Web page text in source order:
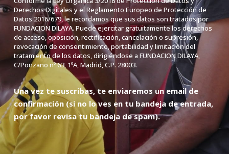
Derechos Digitales y el Reglamento Europeo de Protección de
Datos 2016/679, le recordamos que sus datos son tratados por
FUNDACION DILAYA. Puede ejercitar gratuitamente los derechos
de acceso, oposición, rectificación, cancelación o supresión,
revocación de consentimiento, portabilidad y limitación del
tratamiento de los datos, dirigiéndose a FUNDACION DILAYA,
C/Ponzano nº 63, 1ºA, Madrid, C.P. 28003.
Una vez te suscribas, te enviaremos un email de
confirmación (si no lo ves en tu bandeja de entrada,
por favor revisa tu bandeja de spam).